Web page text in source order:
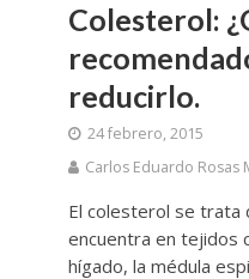
Colesterol:
reducirlo.
24 febrero, 2015
Carlos Eduardo Rosas
El colesterol se trata
encuentra en tejidos
hígado, la médula